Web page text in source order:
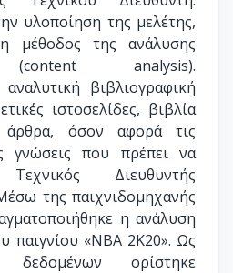
υλοποίηση της μελέτης,
μέθοδος της ανάλυσης
(content analysis).
βιβλιογραφική
ιστοσελίδες, βιβλία
άρθρα, όσον αφορά τις
γνώσεις που πρέπει να
Διευθυντής
της παιχνιδομηχανής
η ανάλυση
παιγνίου «NBA 2K20». Ως
ορίστηκε